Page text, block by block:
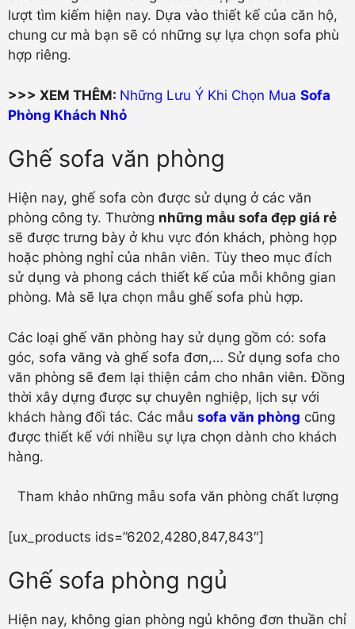
lượt tìm kiếm hiện nay. Dựa vào thiết kế của căn hộ,
chung cư mà bạn sẽ có những sự lựa chọn sofa phù
hợp riêng.
>>> XEM THÊM: Những Lưu Ý Khi Chọn Mua Sofa
Phòng Khách Nhỏ
Ghế sofa văn phòng
Hiện nay, ghế sofa còn được sử dụng ở các văn
phòng công ty. Thường những mẫu sofa đẹp giá rẻ
sẽ được trưng bày ở khu vực đón khách, phòng họp
hoặc phòng nghỉ của nhân viên. Tùy theo mục đích
sử dụng và phong cách thiết kế của mỗi không gian
phòng. Mà sẽ lựa chọn mẫu ghế sofa phù hợp.
Các loại ghế văn phòng hay sử dụng gồm có: sofa
góc, sofa văng và ghế sofa đơn,… Sử dụng sofa cho
văn phòng sẽ đem lại thiện cảm cho nhân viên. Đồng
thời xây dựng được sự chuyên nghiệp, lịch sự với
khách hàng đối tác. Các mẫu sofa văn phòng cũng
được thiết kế với nhiều sự lựa chọn dành cho khách
hàng.
Tham khảo những mẫu sofa văn phòng chất lượng
[ux_products ids=”6202,4280,847,843″]
Ghế sofa phòng ngủ
Hiện nay, không gian phòng ngủ không đơn thuần chỉ